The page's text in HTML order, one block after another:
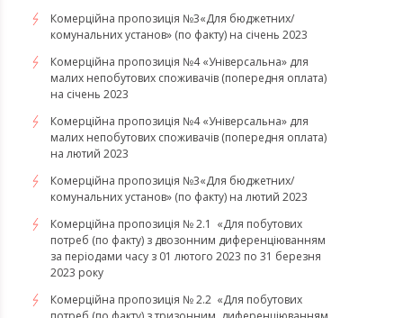
​​​​​​​Комерційна пропозиція №3«Для бюджетних/
комунальних установ» (по факту) на січень 2023
​​​​​​​Комерційна пропозиція №4 «Універсальна» для
малих непобутових споживачів (попередня оплата)
на січень 2023
​​​​​​​Комерційна пропозиція №4 «Універсальна» для
малих непобутових споживачів (попередня оплата)
на лютий 2023
Комерційна пропозиція №3«Для бюджетних/
комунальних установ» (по факту) на лютий 2023
Комерційна пропозиція № 2.1 «Для побутових
потреб (по факту) з двозонним диференціюванням
за періодами часу з 01 лютого 2023 по 31 березня
2023 року
Комерційна пропозиція № 2.2 «Для побутових